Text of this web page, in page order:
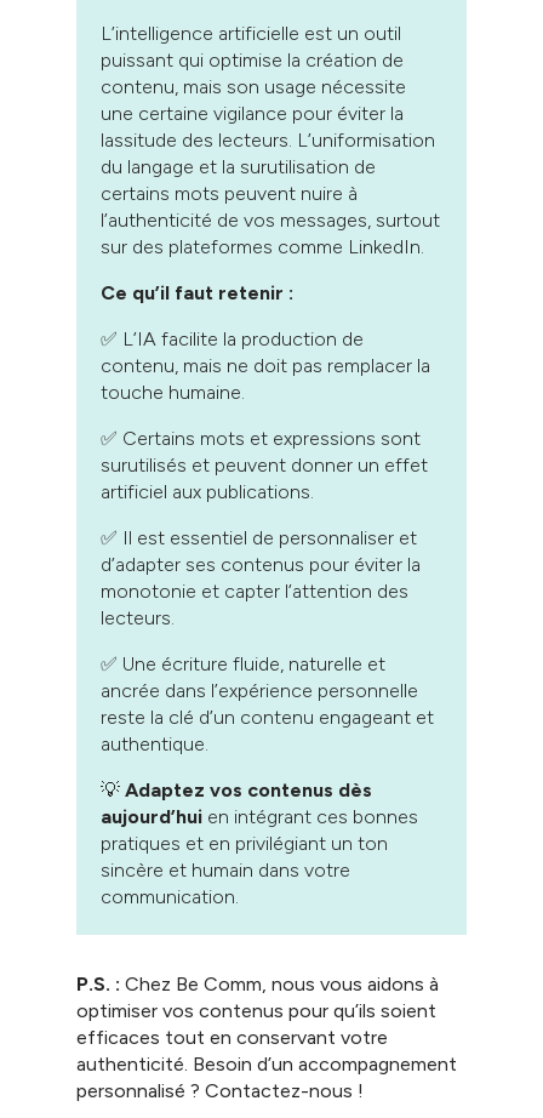
L’intelligence artificielle est un outil
puissant qui optimise la création de
contenu, mais son usage nécessite
une certaine vigilance pour éviter la
lassitude des lecteurs. L’uniformisation
du langage et la surutilisation de
certains mots peuvent nuire à
l’authenticité de vos messages, surtout
sur des plateformes comme LinkedIn.
Ce qu’il faut retenir :
✅ L’IA facilite la production de
contenu, mais ne doit pas remplacer la
touche humaine.
✅ Certains mots et expressions sont
surutilisés et peuvent donner un effet
artificiel aux publications.
✅ Il est essentiel de personnaliser et
d’adapter ses contenus pour éviter la
monotonie et capter l’attention des
lecteurs.
✅ Une écriture fluide, naturelle et
ancrée dans l’expérience personnelle
reste la clé d’un contenu engageant et
authentique.
💡 Adaptez vos contenus dès
aujourd’huien intégrant ces bonnes
pratiques et en privilégiant un ton
sincère et humain dans votre
communication.
P.S. : Chez Be Comm, nous vous aidons à
optimiser vos contenus pour qu’ils soient
efficaces tout en conservant votre
authenticité. Besoin d’un accompagnement
personnalisé ? Contactez-nous !